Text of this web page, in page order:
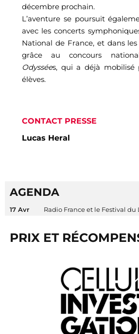
décembre prochain.
L’aventure se poursuit
avec les concerts
National de France, et dans les
grâce au concours
Odyssées, qui a déjà
élèves.
CONTACT PRESSE
Lucas Heral
AGENDA
17 Avr Radio France et le Festival du
PRIX ET